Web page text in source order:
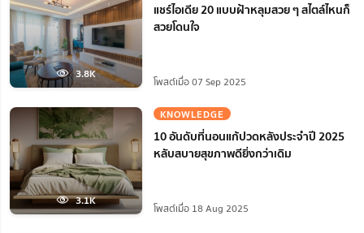
3.8K
แชร์ไอเดีย 20 แบบฝ้าหลุมสวย ๆ สไตล์ไหนก็
สวยโดนใจ
โพสต์เมื่อ 07 Sep 2025
3.1K
KNOWLEDGE
10 อันดับที่นอนแก้ปวดหลังประจำปี 2025
หลับสบายสุขภาพดียิ่งกว่าเดิม
โพสต์เมื่อ 18 Aug 2025